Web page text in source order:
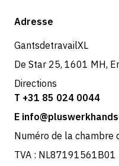
Boutique
Adresse
GantsdetravailXL
De Star 25, 1601 MH,
Directions
T +31 85 024 0044
E
Numéro de la chambre
TVA : NL87191561B01